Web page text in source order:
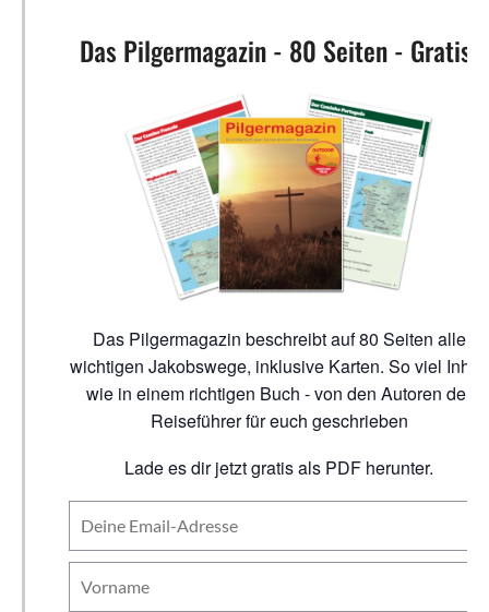
Das Pilgermagazin - 80 Seiten - Gratis!
Das Pilgermagazin beschreibt auf 80 Seiten alle
wichtigen Jakobswege, inklusive Karten. So viel Inhalt
wie in einem richtigen Buch - von den Autoren der
Reiseführer für euch geschrieben
Lade es dir jetzt gratis als PDF herunter.